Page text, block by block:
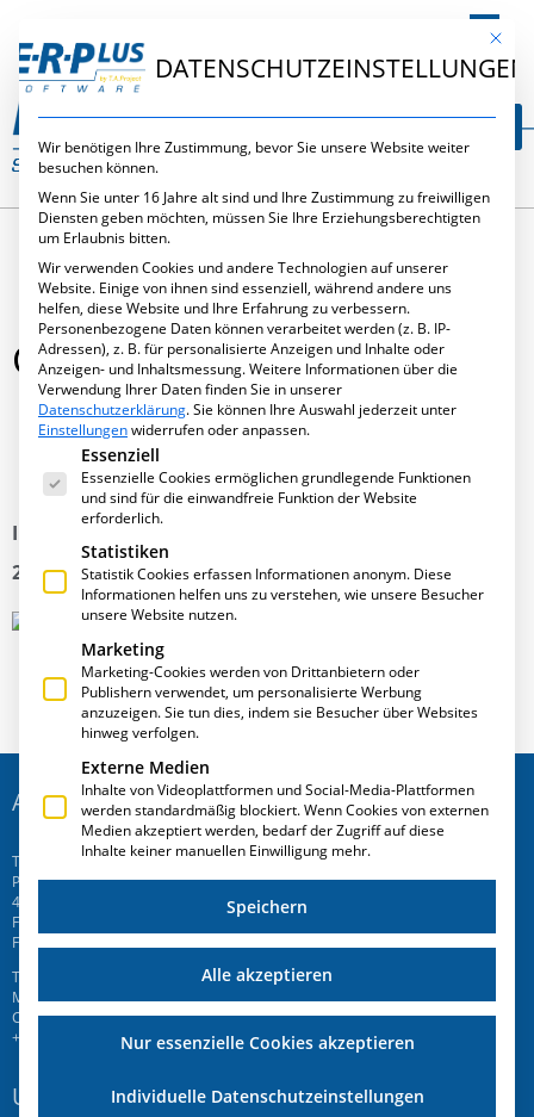
DE
GEVEL 2014
September 20, 2013
In der Zeit vom 22.01. – 24.01.2014 findet die Gevel
2014 in Rotterdam statt.
ADRESSE
T.A.Project GmbH
Prinz-Friedrich-Str. 28 C
45257 Essen
Fon
Fax +49 201 946 005 7-50
T.A.Project Swiss AG
Mattenweg 6
CH-5504 Othmarsingen
+41 58 510 72 00
UNTERNEHMEN
Mit
DATENSCHUTZEINSTELLUNGEN
Wir benötigen Ihre Zustimmung, bevor Sie unsere Website weiter
besuchen können.
Wenn Sie unter 16 Jahre alt sind und Ihre Zustimmung zu freiwilligen
Diensten geben möchten, müssen Sie Ihre Erziehungsberechtigten
um Erlaubnis bitten.
Wir verwenden Cookies und andere Technologien auf unserer
Website. Einige von ihnen sind essenziell, während andere uns
helfen, diese Website und Ihre Erfahrung zu verbessern.
Personenbezogene Daten können verarbeitet werden (z. B. IP-
Adressen), z. B. für personalisierte Anzeigen und Inhalte oder
Anzeigen- und Inhaltsmessung.Weitere Informationen über die
Verwendung Ihrer Daten finden Sie in unserer
Datenschutzerklärung.Sie können Ihre Auswahl jederzeit unter
Einstellungenwiderrufen oder anpassen.
Es folgt eine Liste der Service-Gruppen, für die eine
Essenziell
Essenzielle Cookies ermöglichen grundlegende Funktionen
und sind für die einwandfreie Funktion der Website
erforderlich.
Statistiken
Statistik Cookies erfassen Informationen anonym. Diese
Informationen helfen uns zu verstehen, wie unsere Besucher
unsere Website nutzen.
Marketing
Marketing-Cookies werden von Drittanbietern oder
Publishern verwendet, um personalisierte Werbung
anzuzeigen. Sie tun dies, indem sie Besucher über Websites
hinweg verfolgen.
Externe Medien
Inhalte von Videoplattformen und Social-Media-Plattformen
werden standardmäßig blockiert. Wenn Cookies von externen
Medien akzeptiert werden, bedarf der Zugriff auf diese
Inhalte keiner manuellen Einwilligung mehr.
Speichern
Alle akzeptieren
Nur essenzielle Cookies akzeptieren
Individuelle Datenschutzeinstellungen